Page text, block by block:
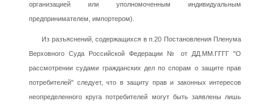
организацией или уполномоченным индивидуальным
предпринимателем, импортером).
Из разъяснений, содержащихся в п.20 Постановления Пленума
Верховного Суда Российской Федерации № от ДД.ММ.ГГГГ "О
рассмотрении судами гражданских дел по спорам о защите прав
потребителей" следует, что в защиту прав и законных интересов
неопределенного круга потребителей могут быть заявлены лишь